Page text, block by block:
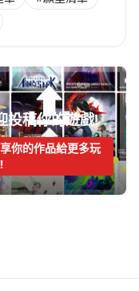
投稿你的遊戲!
你的作品給更多玩